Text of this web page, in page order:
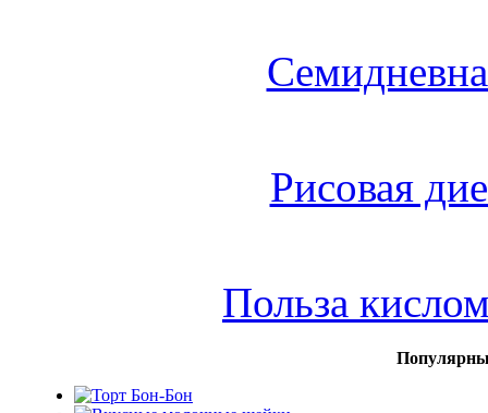
Рисовая
Польза